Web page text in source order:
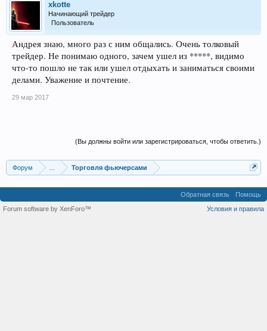
xkotte
Начинающий трейдер
Пользователь
Андрея знаю, много раз с ним общались. Очень толковый
трейдер. Не понимаю одного, зачем ушел из *****, видимо
что-то пошло не так или ушел отдыхать и заниматься своими
делами. Уважение и почтение.
29 мар 2017
(Вы должны войти или зарегистрироваться, чтобы ответить.)
Форум Торговля фьючерсами
Обратная связь
Помощь
Условия и правила
Forum software by XenForo™